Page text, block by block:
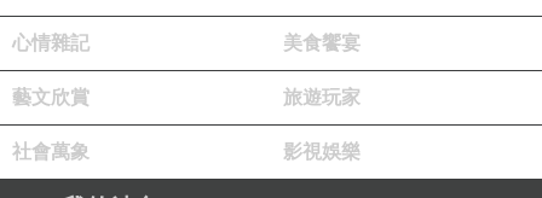
脆爽洋蔥～開起來就粉可口。
心情雜記 美食饗宴
藝文欣賞 旅遊玩家
社會萬象 影視娛樂